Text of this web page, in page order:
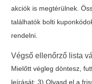
akciók is megtérülnek.
találhatók bolti
rendelni.
Végső ellenőrző lista
Mielőtt végleg döntesz,
leírását; 3) Olvasd el a